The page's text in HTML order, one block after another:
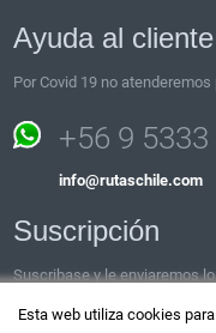
Esta web utiliza cookies
Ayuda al cliente
Por Covid 19 no
+56 9
info@rutaschile.com
Suscripción
Suscribase y le enviaremos